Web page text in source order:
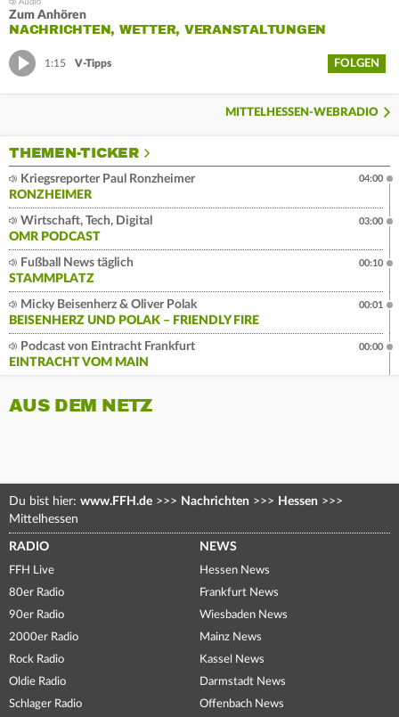
Zum Anhören
NACHRICHTEN, WETTER, VERANSTALTUNGEN
1:15 V-Tipps FOLGEN
MITTELHESSEN-WEBRADIO
THEMEN-TICKER
Kriegsreporter Paul Ronzheimer
RONZHEIMER
04:00
Wirtschaft, Tech, Digital
OMR PODCAST
03:00
Fußball News täglich
STAMMPLATZ
00:10
Micky Beisenherz & Oliver Polak
BEISENHERZ UND POLAK – FRIENDLY FIRE
00:01
Podcast von Eintracht Frankfurt
EINTRACHT VOM MAIN
00:00
AUS DEM NETZ
Du bist hier: www.FFH.de >>> Nachrichten >>> Hessen >>>
Mittelhessen
RADIO
FFH Live
80er Radio
90er Radio
2000er Radio
Rock Radio
Oldie Radio
Schlager Radio
NEWS
Hessen News
Frankfurt News
Wiesbaden News
Mainz News
Kassel News
Darmstadt News
Offenbach News